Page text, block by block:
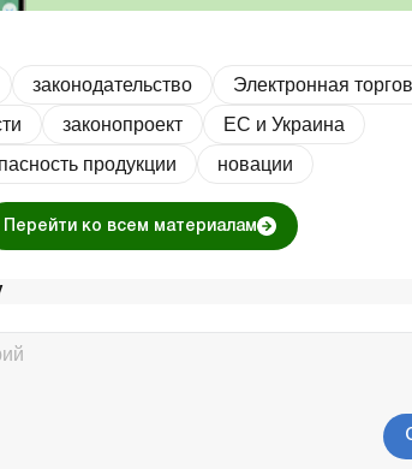
законодательство
Электронная
законопроект
ЕС и Украина
продукции новации
Перейти ко всем материалам